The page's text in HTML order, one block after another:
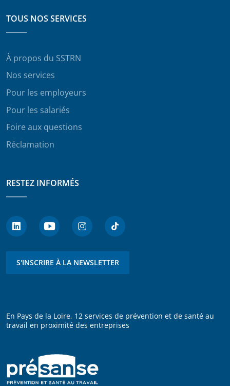
TOUS NOS SERVICES
À propos du SSTRN
Nos services
Pour les employeurs
Pour les salariés
Foire aux questions
Réclamation
RESTEZ INFORMÉS
S'INSCRIRE À LA NEWSLETTER
En Pays de la Loire, 12 services de prévention et de santé au
travail en proximité des entreprises